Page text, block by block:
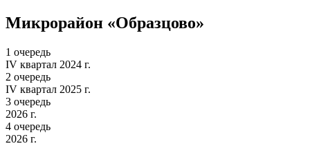
Микрорайон «Образцово»
1 очередь
IV квартал 2024 г.
2 очередь
IV квартал 2025 г.
3 очередь
2026 г.
4 очередь
2026 г.